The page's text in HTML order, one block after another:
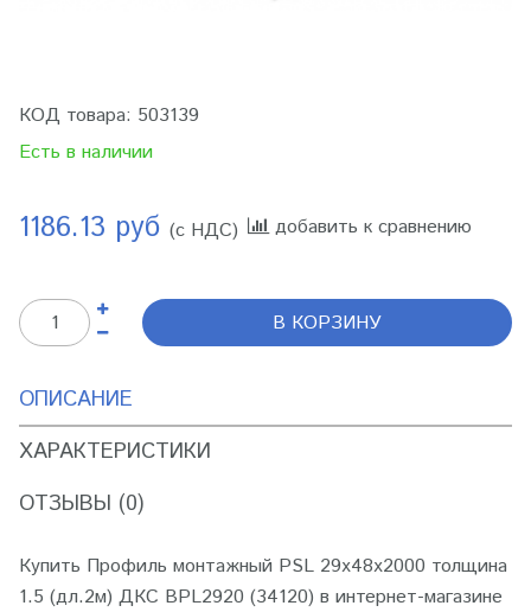
КОД товара: 503139
Есть в наличии
1186.13 руб (с НДС) добавить к сравнению
В КОРЗИНУ
ОПИСАНИЕ
ХАРАКТЕРИСТИКИ
ОТЗЫВЫ (0)
Купить Профиль монтажный PSL 29х48х2000 толщина
1.5 (дл.2м) ДКС BPL2920 (34120) в интернет-магазине